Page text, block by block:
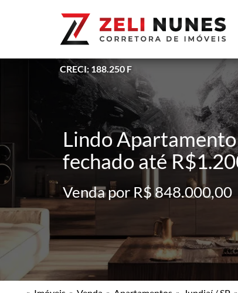
CRECI: 188.250 F
Lindo
fechado até
Venda por R$ 848.000,00